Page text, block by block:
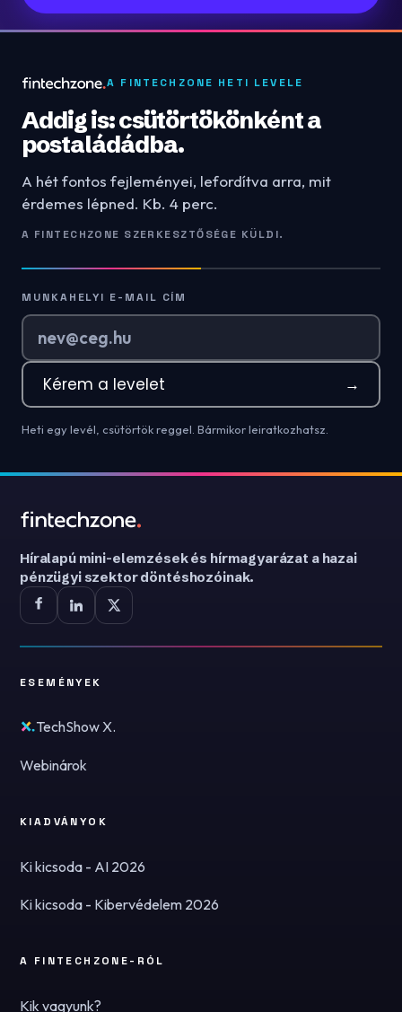
A FINTECHZONE HETI LEVELE
Addig is: csütörtökönként a
postaládádba.
A hét fontos fejleményei, lefordítva arra, mit
érdemes lépned. Kb. 4 perc.
A FINTECHZONE SZERKESZTŐSÉGE KÜLDI.
MUNKAHELYI E-MAIL CÍM
Kérem a levelet →
Heti egy levél, csütörtök reggel. Bármikor leiratkozhatsz.
Híralapú mini-elemzések és hírmagyarázat a hazai
pénzügyi szektor döntéshozóinak.
ESEMÉNYEK
TechShow X.
Webinárok
KIADVÁNYOK
Ki kicsoda - AI 2026
Ki kicsoda - Kibervédelem 2026
A FINTECHZONE-RÓL
Kik vagyunk?